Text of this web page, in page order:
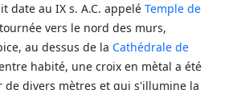
date au IX s. A.C. appelé Temple de
vers le nord des murs,
au dessus de la Cathédrale de
habité, une croix en mètal a été
de divers mètres et qui s'illumine la